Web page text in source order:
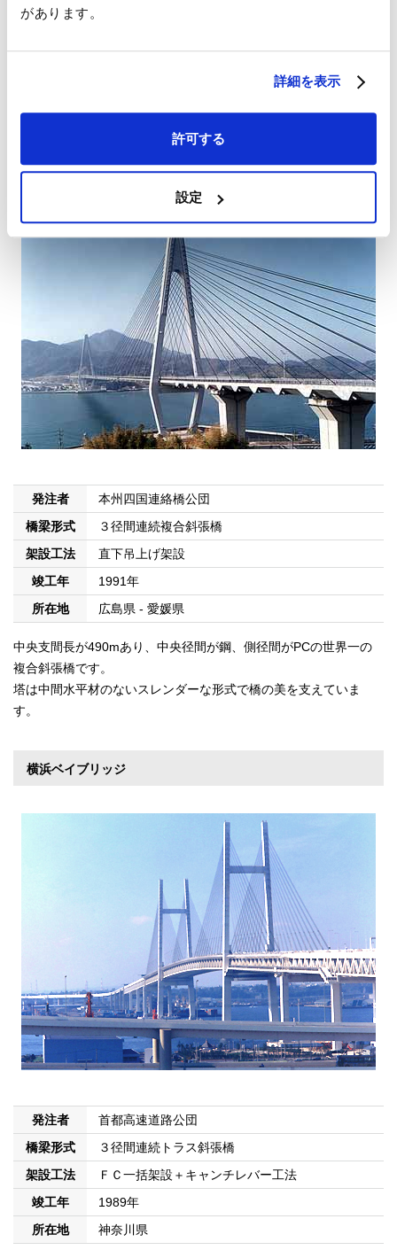
があります。
詳細を表示
許可する
設定
所在地
首都高速湾岸線の一部であり臨港都市機能を相互に連結し、市街
発注者
本州四国連絡橋公団
橋梁形式
３径間連続複合斜張橋
架設工法
直下吊上げ架設
竣工年
1991年
所在地
広島県 - 愛媛県
中央支間長が490mあり、中央径間が鋼、側径間がPCの世界一の
複合斜張橋です。
塔は中間水平材のないスレンダーな形式で橋の美を支えていま
す。
横浜ベイブリッジ
発注者
首都高速道路公団
橋梁形式
３径間連続トラス斜張橋
架設工法
ＦＣ一括架設＋キャンチレバー工法
竣工年
1989年
所在地
神奈川県